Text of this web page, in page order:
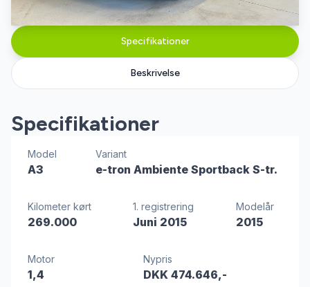
Specifikationer
Beskrivelse
Specifikationer
Model
A3
Variant
e-tron Ambiente Sportback S-tr.
Kilometer kørt
269.000
1. registrering
Juni 2015
Modelår
2015
Motor
1,4
Nypris
DKK 474.646,-